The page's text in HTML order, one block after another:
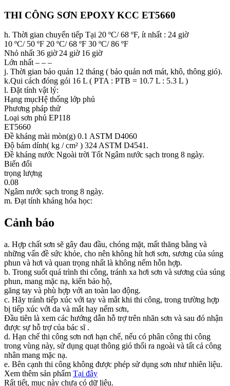
THI CÔNG SƠN EPOXY KCC ET5660
h. Thời gian chuyển tiếp Tại 20 ºC/ 68 ºF, ít nhất : 24 giờ
10 ºC/ 50 ºF 20 ºC/ 68 ºF 30 ºC/ 86 ºF
Nhỏ nhất 36 giờ 24 giờ 16 giờ
Lớn nhất – – –
j. Thời gian bảo quản 12 tháng ( bảo quản nơi mát, khô, thông gió).
k.Qui cách đóng gói 16 L ( PTA : PTB = 10.7 L : 5.3 L )
l. Đặt tính vật lý:
Hạng mụcHệ thống lớp phủ
Phương pháp thử
Loại sơn phủ EP118
ET5660
Đề kháng mài mòn(g) 0.1 ASTM D4060
Độ bám dính( kg / cm² ) 324 ASTM D4541.
Đề kháng nước Ngoài trời Tốt Ngâm nước sạch trong 8 ngày.
Biến đổi
trọng lượng
0.08
Ngâm nước sạch trong 8 ngày.
m. Đạt tính kháng hóa học:
Cảnh báo
a. Hợp chất sơn sẽ gây đau đầu, chóng mặt, mất thăng bằng và
những vấn đề sức khỏe, cho nên không hít hơi sơn, sương của súng
phun và hơi và quan trọng nhất là không nếm hỗn hợp.
b. Trong suốt quá trình thi công, tránh xa hơi sơn và sương của súng
phun, mang mặc nạ, kiến bảo hộ,
găng tay và phù hợp với an toàn lao động.
c. Hãy tránh tiếp xúc với tay và mắt khi thi công, trong trường hợp
bị tiếp xúc với da và mắt hay nếm sơn,
Đầu tiên là xem các hướng dẫn hỗ trợ trên nhãn sơn và sau đó nhận
được sự hỗ trợ của bác sĩ .
d. Hạn chế thi công sơn nơi hạn chế, nếu có phân công thi công
trong vùng này, sử dụng quạt thông gió thổi ra ngoài và tất cả công
nhân mang mặc nạ.
e. Bên cạnh thi công không được phép sử dụng sơn như nhiên liệu.
Xem thêm sản phẩm Tại đây
Rất tiết, mục này chưa có dữ liệu.